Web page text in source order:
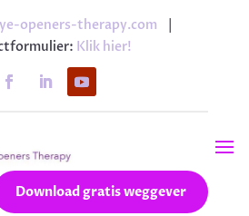
openers-therapy.com
Klik hier!
Download gratis weggever